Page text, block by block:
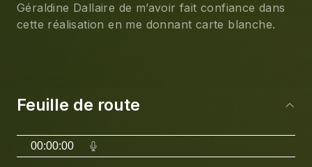
Géraldine Dallaire de m’avoir fait confiance dans
cette réalisation en me donnant carte blanche.
Feuille de route
00:00:00